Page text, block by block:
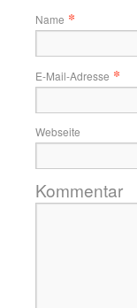
Name *
E-Mail-Adresse *
Webseite
Kommentar